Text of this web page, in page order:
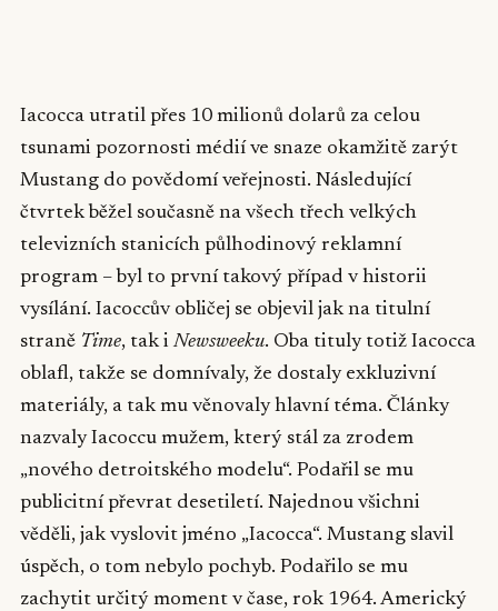
Iacocca utratil přes 10 milionů dolarů za celou
tsunami pozornosti médií ve snaze okamžitě zarýt
Mustang do povědomí veřejnosti. Následující
čtvrtek běžel současně na všech třech velkých
televizních stanicích půlhodinový reklamní
program – byl to první takový případ v historii
vysílání. Iacoccův obličej se objevil jak na titulní
straně Time, tak i Newsweeku. Oba tituly totiž Iacocca
oblafl, takže se domnívaly, že dostaly exkluzivní
materiály, a tak mu věnovaly hlavní téma. Články
nazvaly Iacoccu mužem, který stál za zrodem
„nového detroitského modelu“. Podařil se mu
publicitní převrat desetiletí. Najednou všichni
věděli, jak vyslovit jméno „Iacocca“. Mustang slavil
úspěch, o tom nebylo pochyb. Podařilo se mu
zachytit určitý moment v čase, rok 1964. Americký